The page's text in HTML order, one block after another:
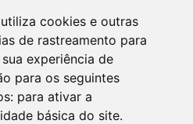
cookies e outras
de rastreamento para
experiência de
para os seguintes
para ativar a
básica do site.